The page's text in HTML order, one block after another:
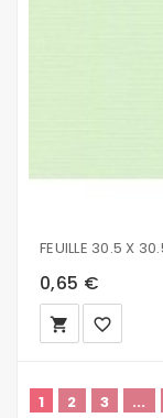
FEUILLE 30.5 X
0,65 €
local_grocery_store favorite_border
1 2 3 ...